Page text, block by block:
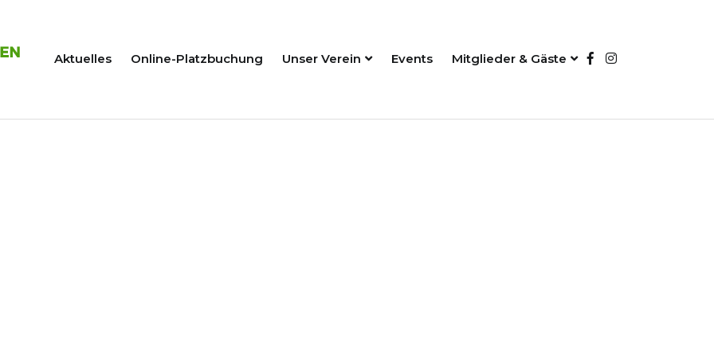
Aktuelles
Online-Platzbuchung Unser Verein Events Mitglieder & Gäste